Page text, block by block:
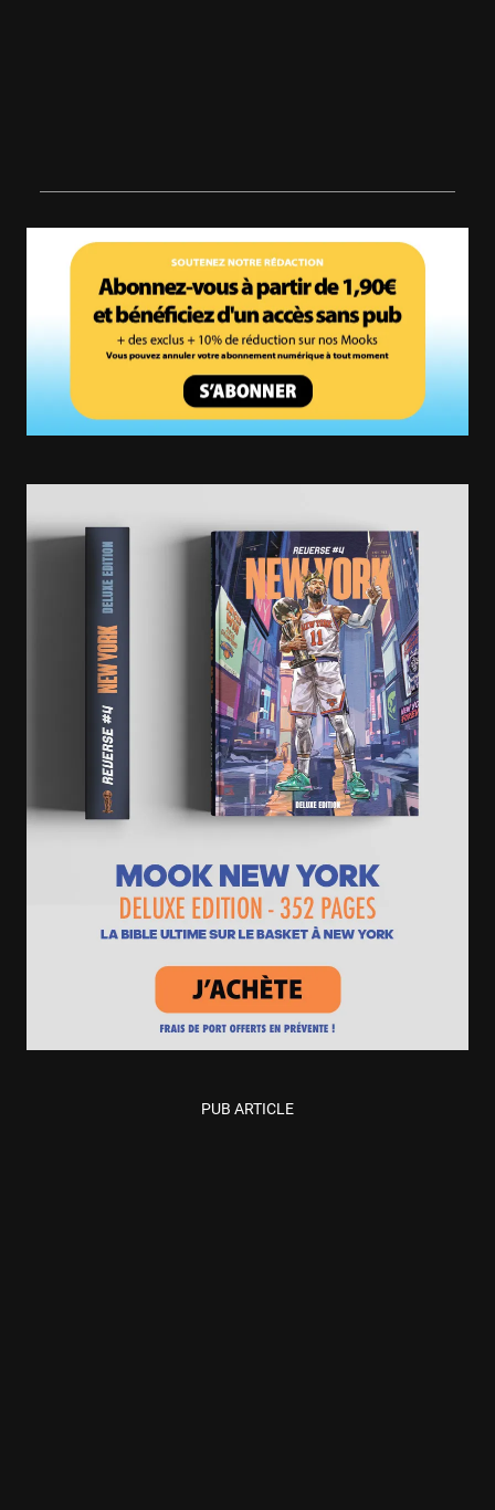
PUB ARTICLE